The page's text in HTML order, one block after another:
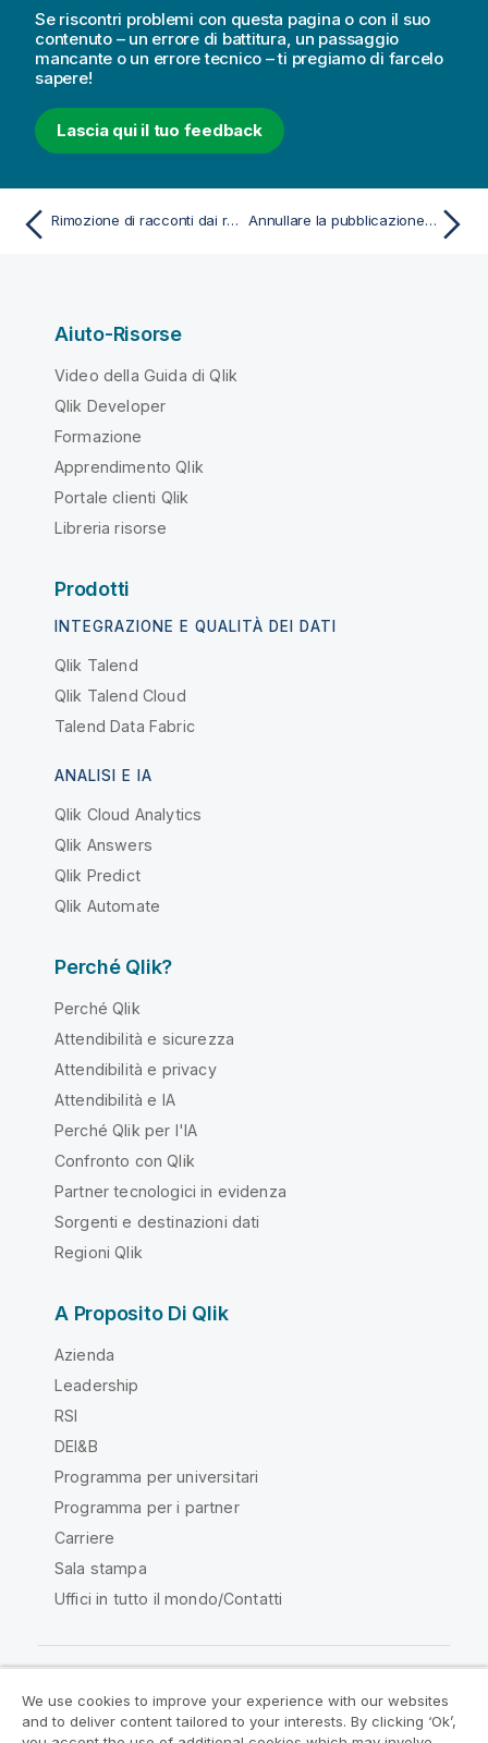
e
r
i
e
n
t
Se riscontri problemi con questa pagina o con il suo
contenuto – un errore di battitura, un passaggio
mancante o un errore tecnico – ti pregiamo di farcelo
sapere!
Lascia qui il tuo feedback
Rimozione di racconti dai racconti pubblici di un'app Annullare la pubblicazione dei segnalibri
Aiuto-Risorse
Video della Guida di Qlik
Qlik Developer
Formazione
Apprendimento Qlik
Portale clienti Qlik
Libreria risorse
Prodotti
INTEGRAZIONE E QUALITÀ DEI DATI
Qlik Talend
Qlik Talend Cloud
Talend Data Fabric
ANALISI E IA
Qlik Cloud Analytics
Qlik Answers
Qlik Predict
Qlik Automate
Perché Qlik?
Perché Qlik
Attendibilità e sicurezza
Attendibilità e privacy
Attendibilità e IA
Perché Qlik per l'IA
Confronto con Qlik
Partner tecnologici in evidenza
Sorgenti e destinazioni dati
Regioni Qlik
A Proposito Di Qlik
Azienda
Leadership
RSI
DEI&B
Programma per universitari
Programma per i partner
Carriere
Sala stampa
Uffici in tutto il mondo/Contatti
Qlik Community
We use cookies to improve your experience with our websites
and to deliver content tailored to your interests. By clicking ‘Ok’,